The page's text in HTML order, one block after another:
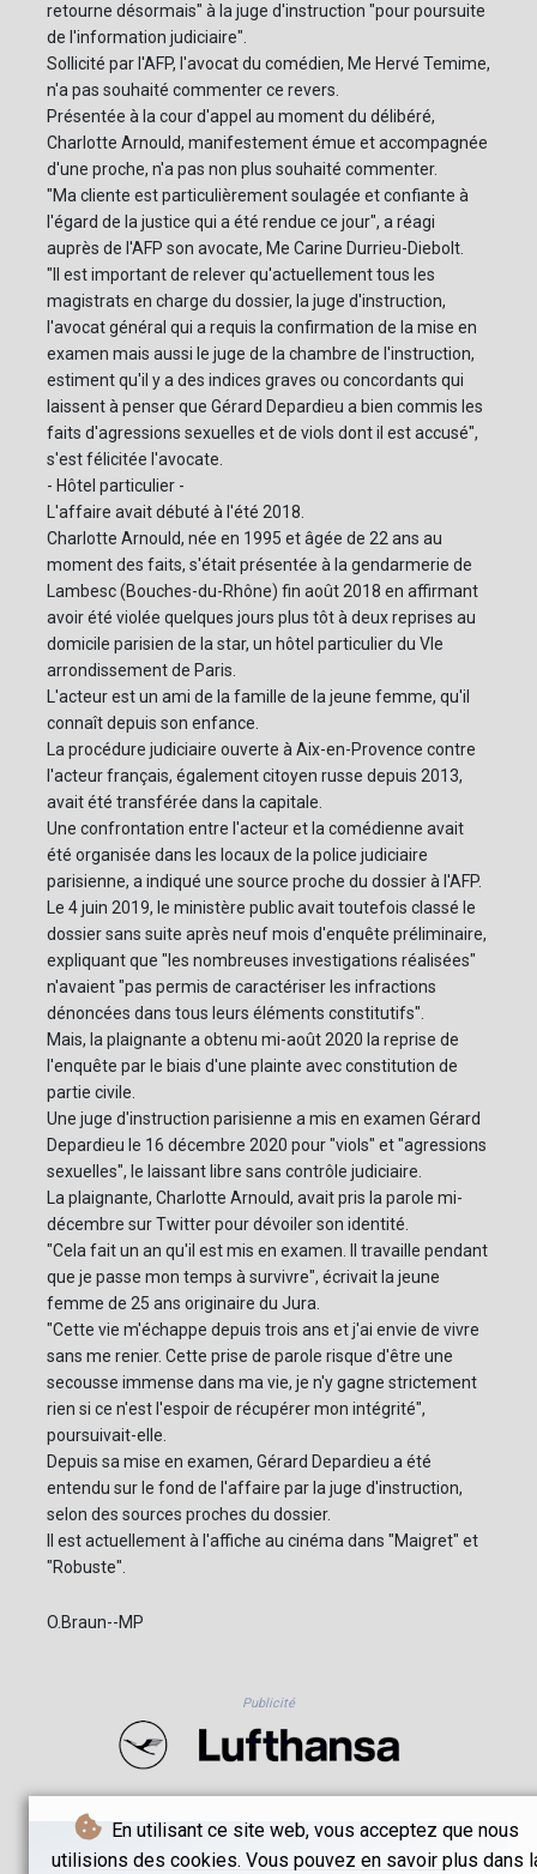
En utilisant ce site web, vous acceptez que nous
utilisions des cookies. Vous pouvez en savoir plus dans
retourne désormais" à la juge d'instruction "pour poursuite
de l'information judiciaire".
Sollicité par l'AFP, l'avocat du comédien, Me Hervé Temime,
n'a pas souhaité commenter ce revers.
Présentée à la cour d'appel au moment du délibéré,
Charlotte Arnould, manifestement émue et accompagnée
d'une proche, n'a pas non plus souhaité commenter.
"Ma cliente est particulièrement soulagée et confiante à
l'égard de la justice qui a été rendue ce jour", a réagi
auprès de l'AFP son avocate, Me Carine Durrieu-Diebolt.
"Il est important de relever qu'actuellement tous les
magistrats en charge du dossier, la juge d'instruction,
l'avocat général qui a requis la confirmation de la mise en
examen mais aussi le juge de la chambre de l'instruction,
estiment qu'il y a des indices graves ou concordants qui
laissent à penser que Gérard Depardieu a bien commis les
faits d'agressions sexuelles et de viols dont il est accusé",
s'est félicitée l'avocate.
- Hôtel particulier -
L'affaire avait débuté à l'été 2018.
Charlotte Arnould, née en 1995 et âgée de 22 ans au
moment des faits, s'était présentée à la gendarmerie de
Lambesc (Bouches-du-Rhône) fin août 2018 en affirmant
avoir été violée quelques jours plus tôt à deux reprises au
domicile parisien de la star, un hôtel particulier du VIe
arrondissement de Paris.
L'acteur est un ami de la famille de la jeune femme, qu'il
connaît depuis son enfance.
La procédure judiciaire ouverte à Aix-en-Provence contre
l'acteur français, également citoyen russe depuis 2013,
avait été transférée dans la capitale.
Une confrontation entre l'acteur et la comédienne avait
été organisée dans les locaux de la police judiciaire
parisienne, a indiqué une source proche du dossier à l'AFP.
Le 4 juin 2019, le ministère public avait toutefois classé le
dossier sans suite après neuf mois d'enquête préliminaire,
expliquant que "les nombreuses investigations réalisées"
n'avaient "pas permis de caractériser les infractions
dénoncées dans tous leurs éléments constitutifs".
Mais, la plaignante a obtenu mi-août 2020 la reprise de
l'enquête par le biais d'une plainte avec constitution de
partie civile.
Une juge d'instruction parisienne a mis en examen Gérard
Depardieu le 16 décembre 2020 pour "viols" et "agressions
sexuelles", le laissant libre sans contrôle judiciaire.
La plaignante, Charlotte Arnould, avait pris la parole mi-
décembre sur Twitter pour dévoiler son identité.
"Cela fait un an qu'il est mis en examen. Il travaille pendant
que je passe mon temps à survivre", écrivait la jeune
femme de 25 ans originaire du Jura.
"Cette vie m'échappe depuis trois ans et j'ai envie de vivre
sans me renier. Cette prise de parole risque d'être une
secousse immense dans ma vie, je n'y gagne strictement
rien si ce n'est l'espoir de récupérer mon intégrité",
poursuivait-elle.
Depuis sa mise en examen, Gérard Depardieu a été
entendu sur le fond de l'affaire par la juge d'instruction,
selon des sources proches du dossier.
Il est actuellement à l'affiche au cinéma dans "Maigret" et
"Robuste".
O.Braun--MP
Publicité